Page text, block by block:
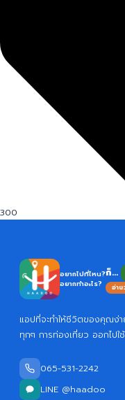
300
อยากไปที่ไหน?
อยากทำอะไร?
ก็...
อ่าน
แอปที่จะทำให้ชีวิตของคุณง่า
ทุกๆ การท่องเที่ยว ออกไปใ
065-531-2242
LINE @haadoo